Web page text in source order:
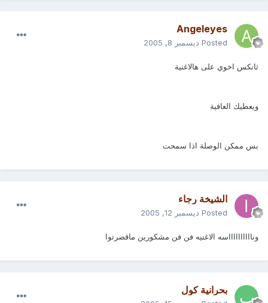
Angeleyes
Posted ديسمبر 8, 2005
ثانكس اخوي على هالاغنية
ويعطيك العافية
بس ممكن الوصلة اذا سمحت
الشيخة رجاء
Posted ديسمبر 12, 2005
ونااااااااااسه الاغنيه فن فن مشكورين ماقصرتوا
بحرانية كول